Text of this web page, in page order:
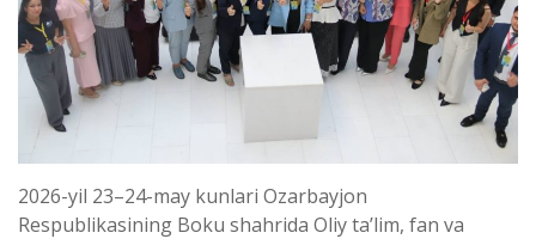
2026-yil 23–24-may kunlari Ozarbayjon
Respublikasining Boku shahrida Oliy taʼlim, fan va